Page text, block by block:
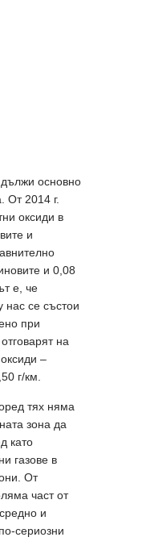
основно
От 2014 г.
оксиди в
и
и 0,08
е, че
нас се състои
при
на
–
г/км.
тях няма
зона да
като
газове в
От
част от
и
сериозни